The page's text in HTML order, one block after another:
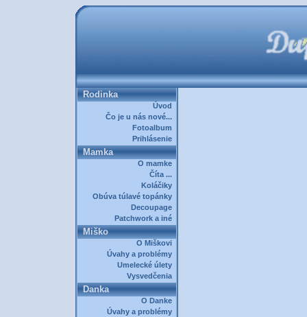
Rodinka
Úvod
Čo je u nás nové...
Fotoalbum
Prihlásenie
Mamka
O mamke
Číta ...
Koláčiky
Obúva túlavé topánky
Decoupage
Patchwork a iné
Miško
O Miškovi
Úvahy a problémy
Umelecké úlety
Vysvedčenia
Danka
O Danke
Úvahy a problémy